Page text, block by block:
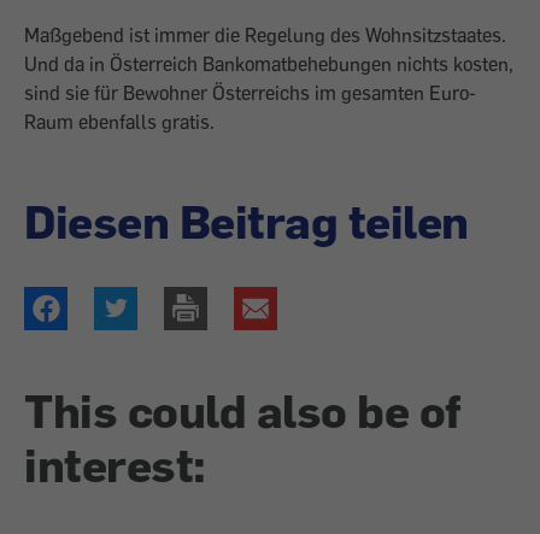
Maßgebend ist immer die Regelung des Wohnsitzstaates.
Und da in Österreich Bankomatbehebungen nichts kosten,
sind sie für Bewohner Österreichs im gesamten Euro-
Raum ebenfalls gratis.
Diesen Beitrag teilen
This could also be of
interest: